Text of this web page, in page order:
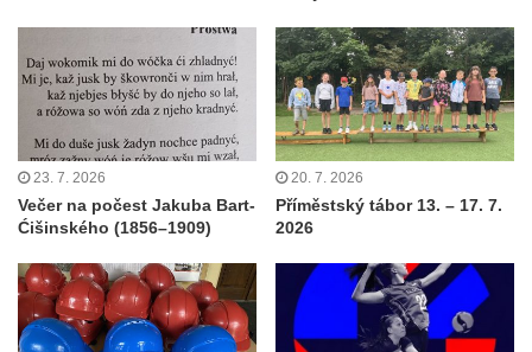
23. 7. 2026
Večer na počest Jakuba Bart-
Ćišinského (1856–1909)
20. 7. 2026
Příměstský tábor 13. – 17. 7.
2026